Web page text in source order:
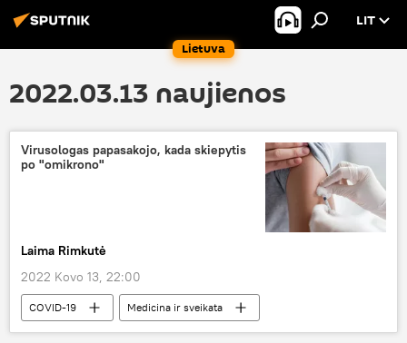
Lietuva
LIT
2022.03.13 naujienos
Virusologas papasakojo, kada skiepytis
po "omikrono"
Laima Rimkutė
2022 Kovo 13, 22:00
COVID-19
Medicina ir sveikata
Vakcinacija nuo COVID-19 Lietuvoje ir pasaulyje: iššūkiai ir pažanga